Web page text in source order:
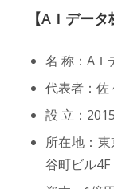
【AＩデー
名 称：AＩ
代表者：佐
設 立：
所在地：
谷町ビル4F